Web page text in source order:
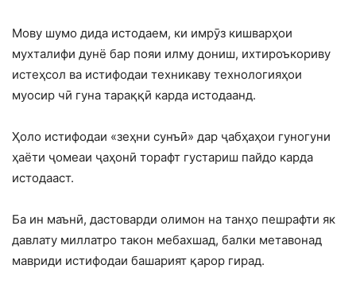
Мову шумо дида истодаем, ки имрӯз кишварҳои
мухталифи дунё бар пояи илму дониш, ихтироъкориву
истеҳсол ва истифодаи техникаву технологияҳои
муосир чӣ гуна тараққӣ карда истодаанд.
Ҳоло истифодаи «зеҳни сунъӣ» дар ҷабҳаҳои гуногуни
ҳаёти ҷомеаи ҷаҳонӣ торафт густариш пайдо карда
истодааст.
Ба ин маънӣ, дастоварди олимон на танҳо пешрафти як
давлату миллатро такон мебахшад, балки метавонад
мавриди истифодаи башарият қарор гирад.